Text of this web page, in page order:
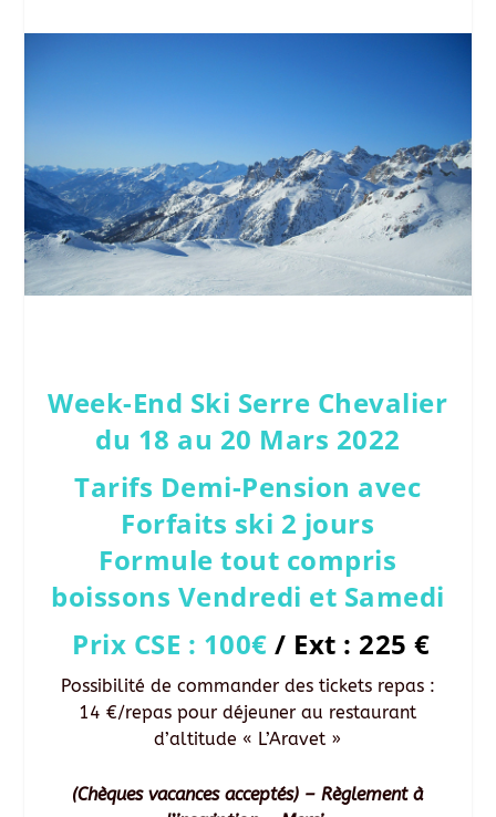
Week-End Ski Serre Chevalier
du 18 au 20 Mars 2022
Tarifs Demi-Pension avec
Forfaits ski 2 jours
Formule tout compris
boissons Vendredi et Samedi
Prix CSE : 100€ / Ext : 225 €
Possibilité de commander des tickets repas :
14 €/repas pour déjeuner au restaurant
d’altitude « L’Aravet »
(Chèques vacances acceptés) – Règlement à